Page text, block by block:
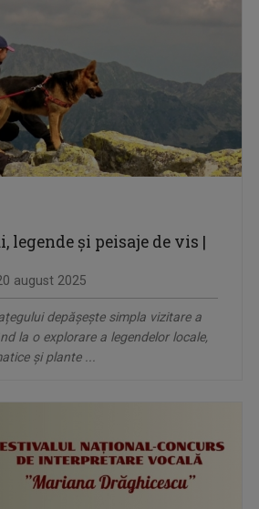
legende și peisaje de vis |
august 2025
depășește simpla vizitare a
la o explorare a legendelor locale,
și plante ...